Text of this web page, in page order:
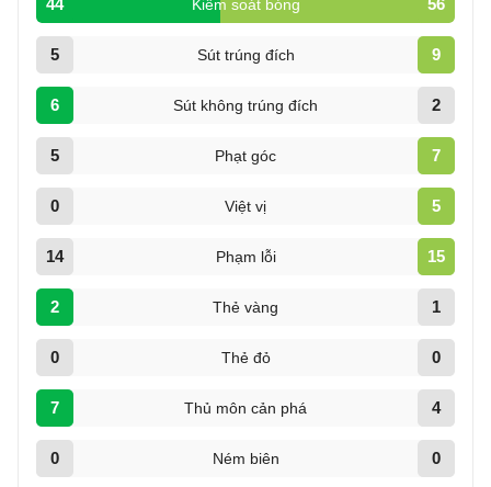
44 Kiểm soát bóng 56
5 Sút trúng đích 9
6 Sút không trúng đích 2
5 Phạt góc 7
0 Việt vị 5
14 Phạm lỗi 15
2 Thẻ vàng 1
0 Thẻ đỏ 0
7 Thủ môn cản phá 4
0 Ném biên 0